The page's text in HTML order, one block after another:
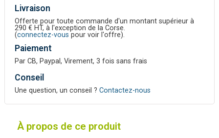
Livraison
Offerte pour toute commande d'un montant supérieur à
290 € HT, à l'exception de la Corse.
(connectez-vous pour voir l'offre).
Paiement
Par CB, Paypal, Virement, 3 fois sans frais
Conseil
Une question, un conseil ? Contactez-nous
À propos de ce produit